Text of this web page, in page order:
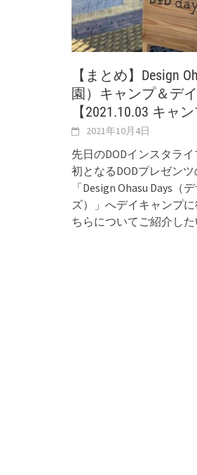
【まとめ】Design
園）キャンプ＆デ
【2021.10.03 キャ
2021年10月4日
先日のDODインスタラ
初となるDODプレゼン
「Design Ohasu Days（
ズ）」へデイキャンプ
ちらについてご紹介し